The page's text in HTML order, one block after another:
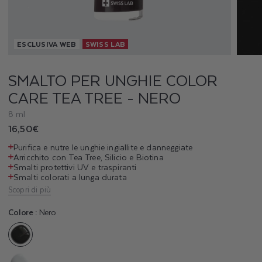
N
G
H
I
E
C
O
L
O
ESCLUSIVA WEB SWISS LAB
SMALTO PER UNGHIE COLOR
CARE TEA TREE - NERO
8 ml
Prezzo
listino
16,50€
Purifica e nutre le unghie ingiallite e danneggiate
Arricchito con Tea Tree, Silicio e Biotina
Smalti protettivi UV e traspiranti
Smalti colorati a lunga durata
Scopri di più
Colore : Nero